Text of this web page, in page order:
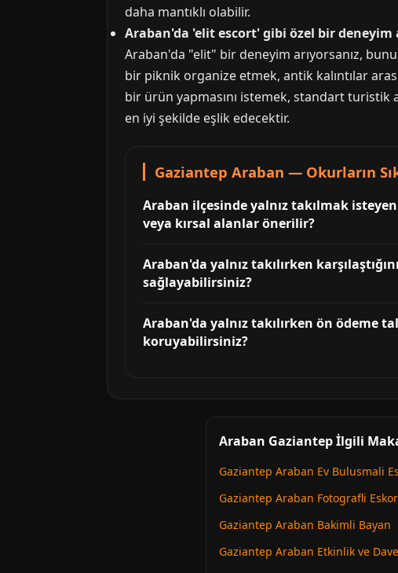
daha mantıklı olabilir.
Araban'da 'elit escort' gibi özel bir deneyim
Araban'da "elit" bir deneyim arıyorsanız,
bir piknik organize etmek, antik kalıntılar
bir ürün yapmasını istemek, standart
en iyi şekilde eşlik edecektir.
Gaziantep Araban — Okurların
Araban ilçesinde yalnız takılmak
veya kırsal alanlar önerilir?
Araban'da yalnız takılırken
sağlayabilirsiniz?
Araban'da yalnız takılırken ön ödeme
koruyabilirsiniz?
Araban Gaziantep İlgili
Gaziantep Araban Ev Bulusmali
Gaziantep Araban Fotografli
Gaziantep Araban Bakimli Bayan
Gaziantep Araban Etkinlik ve